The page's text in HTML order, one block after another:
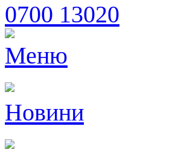
0700 13020
Меню
Новини